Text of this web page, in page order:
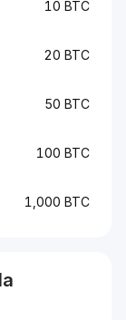
10 BTC
20 BTC
50 BTC
100 BTC
1,000 BTC